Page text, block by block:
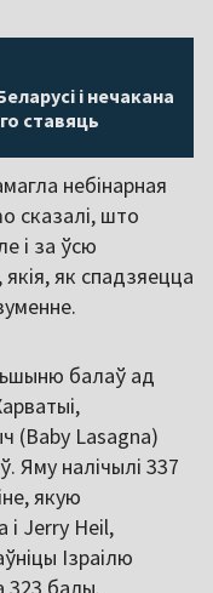
і нечакана
ставяць
небінарная
сказалі, што
і за ўсю
як спадзяецца
балаў ад
(Baby Lasagna)
Яму налічылі 337
якую
і Jerry Heil,
Ізраілю